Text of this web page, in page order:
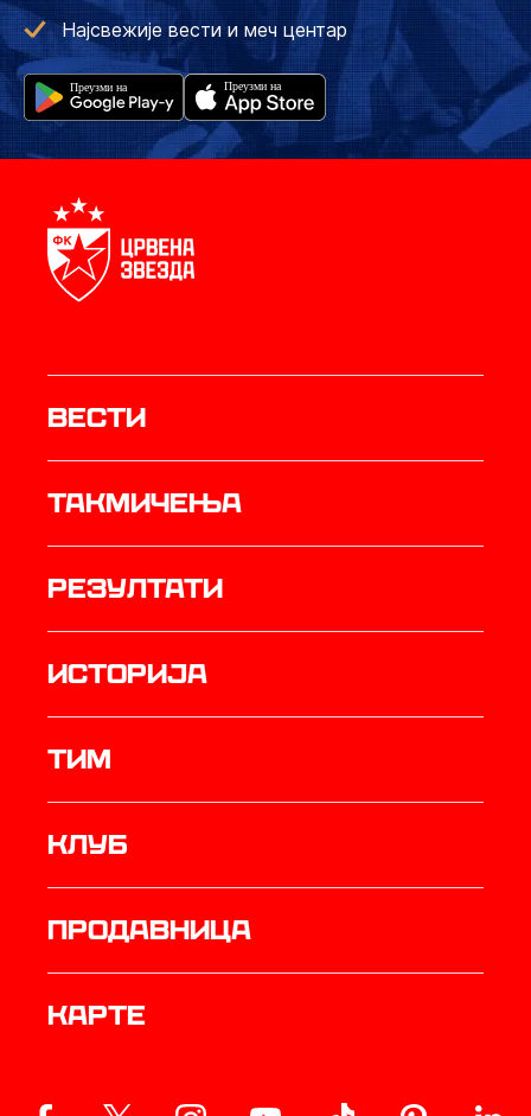
Најсвежије вести и меч центар
Вести
Такмичења
резултати
историја
ТИМ
Клуб
продавница
Карте